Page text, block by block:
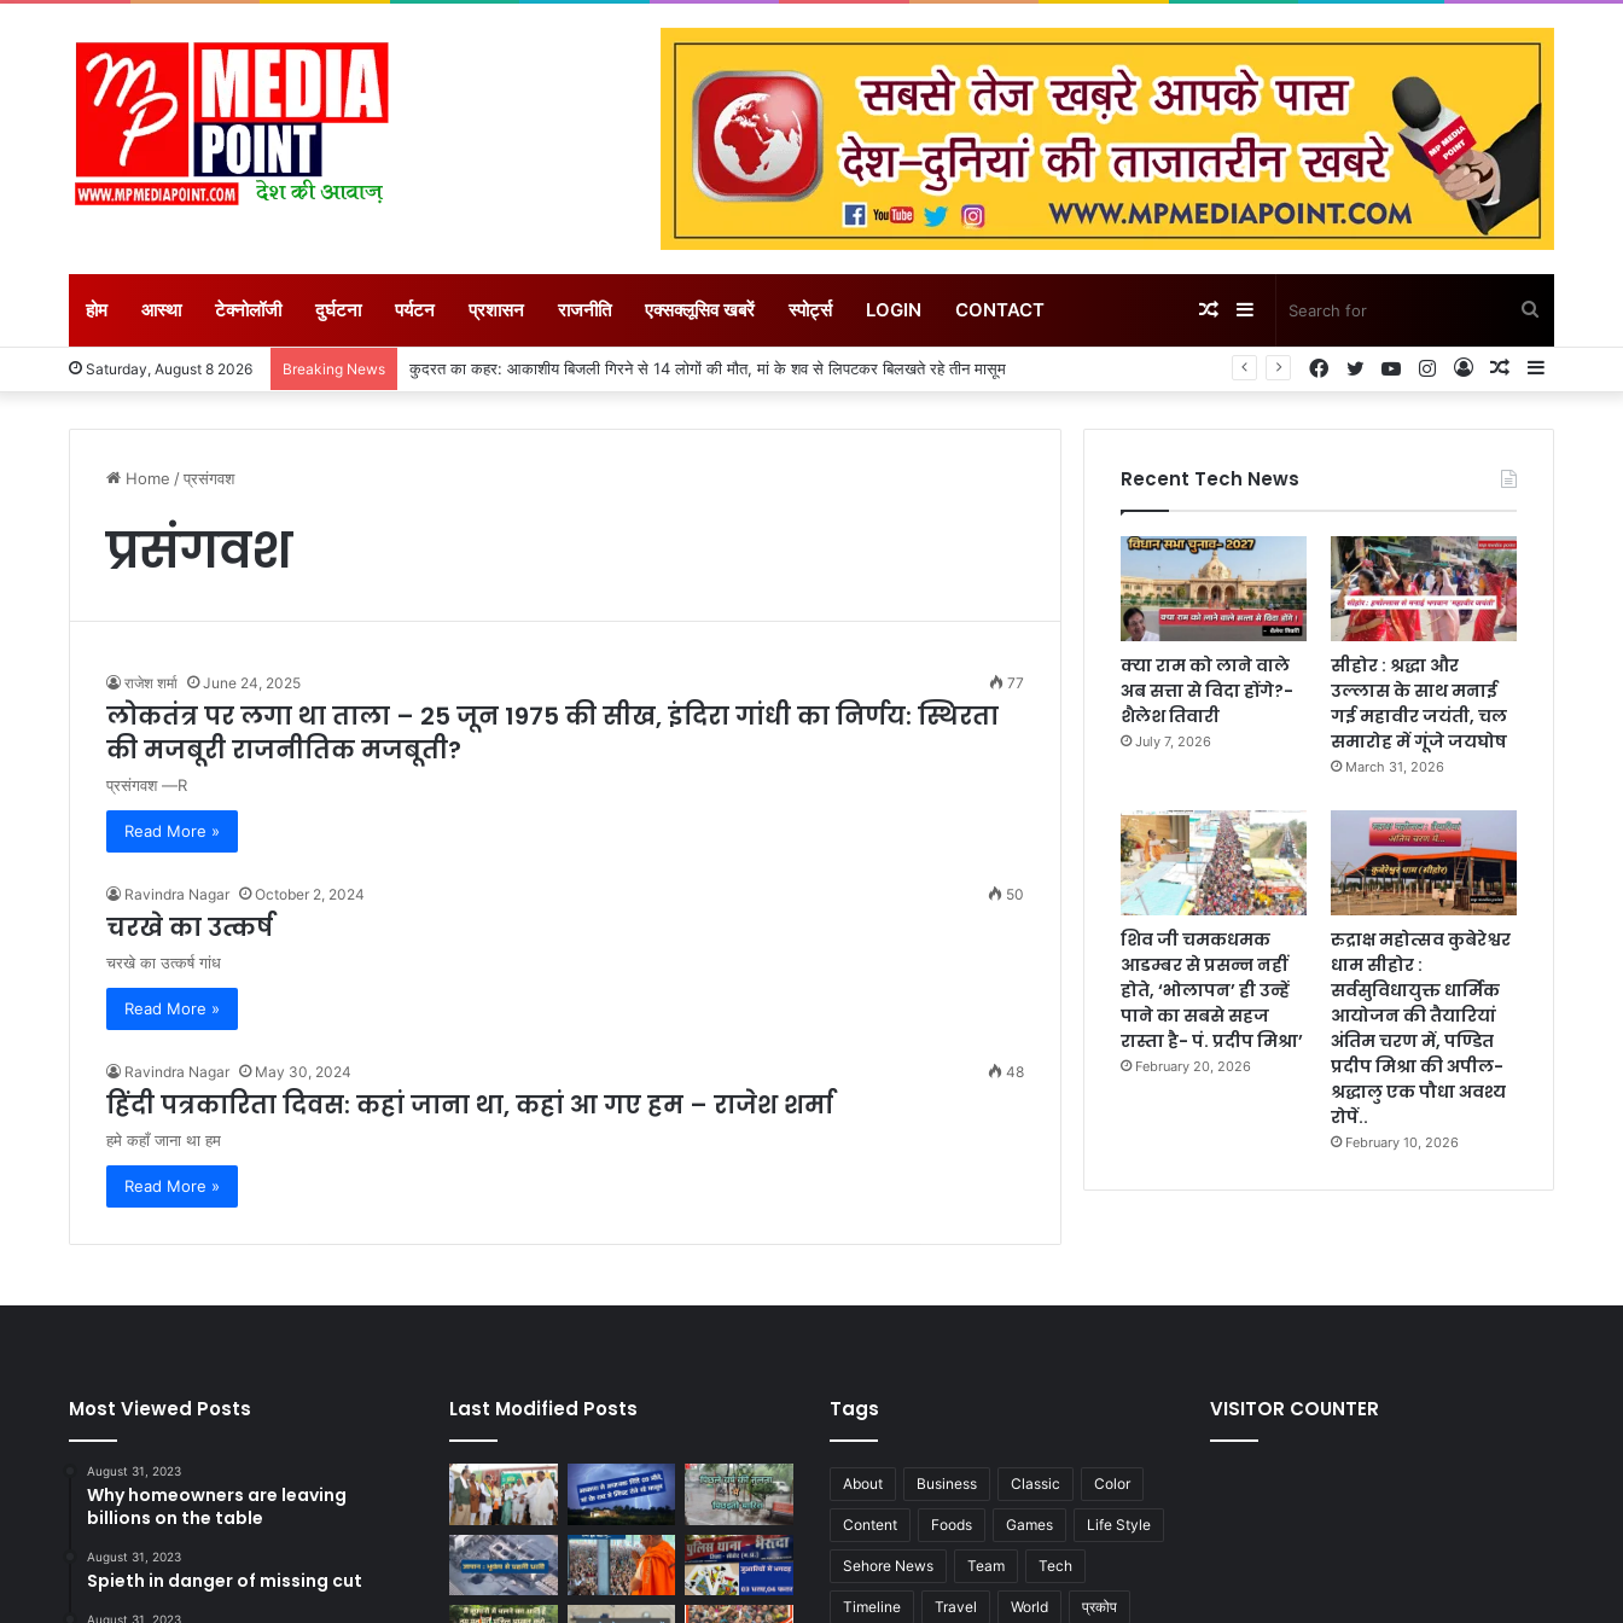
होम आस्था टेक्नोलॉजी दुर्घटना पर्यटन प्रशासन राजनीति एक्सक्लूसिव खबरें स्पोर्ट्स LOGIN CONTACT
for
Sidebar
Random
Article
Saturday, August 8 2026 Breaking News कुदरत का कहर: आकाशीय बिजली गिरने से 14 लोगों की मौत, मां के शव से लिपटकर बिलखते रहे तीन मासूम
Random
Log
Instagram
YouTube
Twitter
Facebook
Home /प्रसंगवश
प्रसंगवश
राजेश शर्मा June 24, 2025 77
लोकतंत्र पर लगा था ताला – 25 जून 1975 की सीख, इंदिरा गांधी का निर्णय: स्थिरता
की मजबूरी राजनीतिक मजबूती?
प्रसंगवश —R
Read More »
Ravindra Nagar October 2, 2024 50
चरखे का उत्कर्ष
चरखे का उत्कर्ष गांध
Read More »
Ravindra Nagar May 30, 2024 48
हिंदी पत्रकारिता दिवस: कहां जाना था, कहां आ गए हम – राजेश शर्मा
हमे कहाँ जाना था हम
Read More »
Recent Tech News
क्या राम को लाने वाले
अब सत्ता से विदा होंगे?-
शैलेश तिवारी
July 7, 2026
सीहोर : श्रद्धा और
उल्लास के साथ मनाई
गई महावीर जयंती, चल
समारोह में गूंजे जयघोष
March 31, 2026
शिव जी चमकधमक
आडम्बर से प्रसन्न नहीं
होते, ‘भोलापन’ ही उन्हें
पाने का सबसे सहज
रास्ता है- पं. प्रदीप मिश्रा’
February 20, 2026
रुद्राक्ष महोत्सव कुबेरेश्वर
धाम सीहोर :
सर्वसुविधायुक्त धार्मिक
आयोजन की तैयारियां
अंतिम चरण में, पण्डित
प्रदीप मिश्रा की अपील-
श्रद्धालु एक पौधा अवश्य
रोपें..
February 10, 2026
Most Viewed Posts
August 31, 2023
Why homeowners are leaving
billions on the table
August 31, 2023
Spieth in danger of missing cut
August 31, 2023
Last Modified Posts Tags
About Business Classic Color
Content Foods Games Life Style
Sehore News Team Tech
Timeline Travel World प्रकोप
VISITOR COUNTER